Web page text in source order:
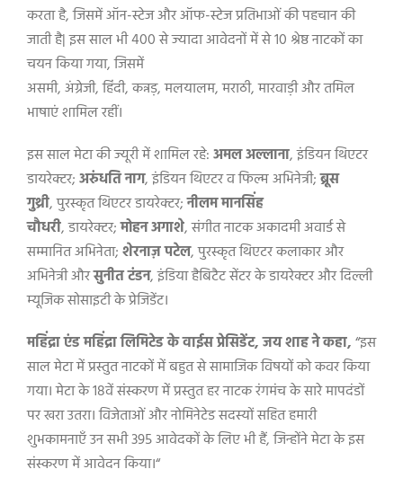
करता है,जिसमें ऑन-स्टेज और ऑफ-स्टेज प्रतिभाओं की पहचान की
जाती है|इस साल भी 400 से ज्यादा आवेदनों में से 10 श्रेष्ठ नाटकों का
चयन किया गया,जिसमें
असमी,अंग्रेजी,हिंदी,कन्नड़,मलयालम,मराठी,मारवाड़ी और तमिल
भाषाएं शामिल रहीं।
इस साल मेटा की ज्यूरी में शामिल रहे:अमल अल्लाना,इंडियन थिएटर
डायरेक्टर;अरुंधति नाग,इंडियन थिएटर व फिल्म अभिनेत्री;ब्रूस
गुथ्री,पुरस्कृत थिएटर डायरेक्टर;नीलम मानसिंह
चौधरी,डायरेक्टर;मोहन अगाशे,संगीत नाटक अकादमी अवार्ड से
सम्मानित अभिनेता;शेरनाज़ पटेल,पुरस्कृत थिएटर कलाकार और
अभिनेत्री औरसुनीत टंडन,इंडिया हैबिटैट सेंटर के डायरेक्टर और दिल्ली
म्यूजिक सोसाइटी के प्रेजिडेंट।
महिंद्रा एंड महिंद्रा लिमिटेड के वाईस प्रेसिडेंट,जय शाह ने कहा,“इस
साल मेटा में प्रस्तुत नाटकों में बहुत से सामाजिक विषयों को कवर किया
गया।मेटा के 18वें संस्करण में प्रस्तुत हर नाटक रंगमंच के सारे मापदंडों
पर खरा उतरा।विजेताओं और नोमिनेटेड सदस्यों सहित हमारी
शुभकामनाएँ उन सभी 395 आवेदकों के लिए भी हैं,जिन्होंने मेटा के इस
संस्करण में आवेदन किया।“